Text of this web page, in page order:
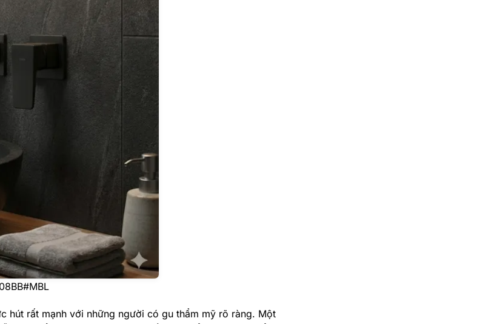
hút rất mạnh với những người có gu thẩm mỹ rõ ràng. Một